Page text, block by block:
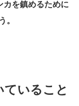
カを鎮めるために
。
ていること